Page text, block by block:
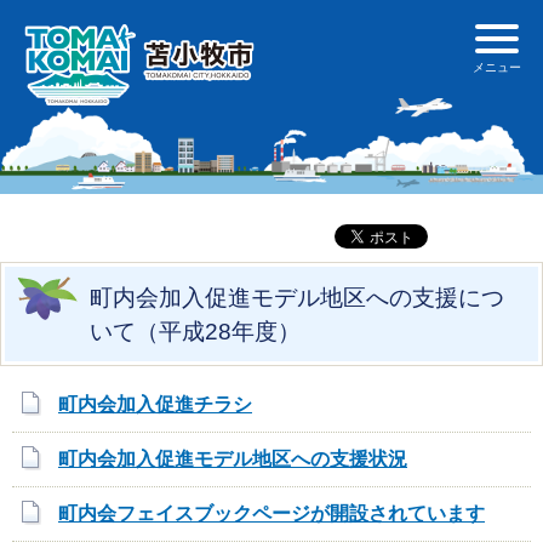
町内会加入促進モデル地区への支援につ
いて（平成28年度）
町内会加入促進チラシ
町内会加入促進モデル地区への支援状況
町内会フェイスブックページが開設されています